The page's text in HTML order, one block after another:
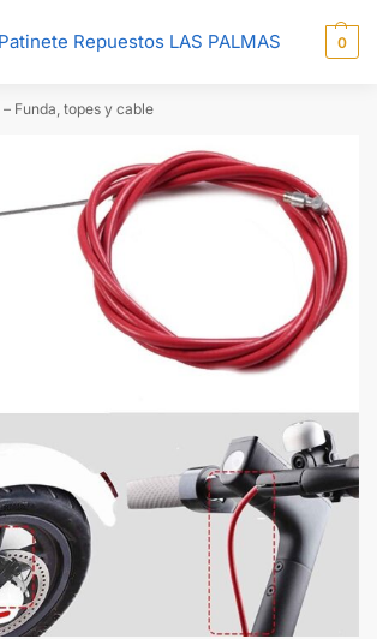
Repuestos LAS PALMAS 0
– Funda, topes y cable